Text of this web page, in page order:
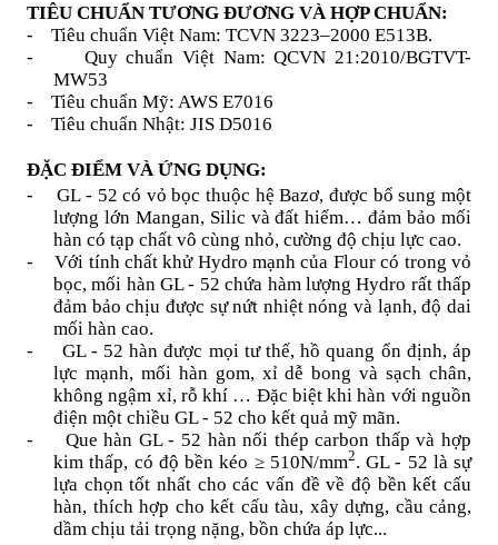
TIÊU CHUẨN TƯƠNG ĐƯƠNG VÀ HỢP CHUẨN:
-
Tiêu chuẩn Việt Nam: TCVN 3223–2000 E513B.
-
Quy chuẩn Việt Nam: QCVN 21:2010/BGTVT-
MW53
-
Tiêu chuẩn Mỹ: AWS E7016
-
Tiêu chuẩn Nhật: JIS D5016
ĐẶC ĐIỂM VÀ ỨNG DỤNG:
-
GL - 52 có vỏ bọc thuộc hệ Bazơ, được bổ sung một
lượng lớn Mangan, Silic và đất hiếm… đảm bảo mối
hàn có tạp chất vô cùng nhỏ, cường độ chịu lực cao.
-
Với tính chất khử Hydro mạnh của Flour có trong vỏ
bọc, mối hàn GL - 52 chứa hàm lượng Hydro rất thấp
đảm bảo chịu được sự nứt nhiệt nóng và lạnh, độ dai
mối hàn cao.
-
GL - 52 hàn được mọi tư thế, hồ quang ổn định, áp
lực mạnh, mối hàn gom, xỉ dễ bong và sạch chân,
không ngậm xỉ, rỗ khí … Đặc biệt khi hàn với nguồn
điện một chiều GL - 52 cho kết quả mỹ mãn.
-
Que hàn GL - 52 hàn nối thép carbon thấp và hợp
kim thấp, có độ bền kéo ≥ 510N/mm2. GL - 52 là sự
lựa chọn tốt nhất cho các vấn đề về độ bền kết cấu
hàn, thích hợp cho kết cấu tàu, xây dựng, cầu cảng,
dầm chịu tải trọng nặng, bồn chứa áp lực...